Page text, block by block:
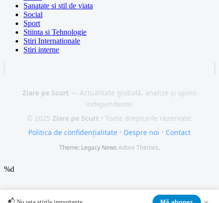
Sanatate si stil de viata
Social
Sport
Stiinta si Tehnologie
Stiri Internationale
Stiri interne
Ziare pe Scurt — Actualitate globală, analize și opinii
independente.
© 2025 Ziare pe Scurt • Toate drepturile rezervate.
Politica de confidențialitate • Despre noi • Contact
Theme: Legacy News Adore Themes.
📬 Nu rata știrile importante
%d